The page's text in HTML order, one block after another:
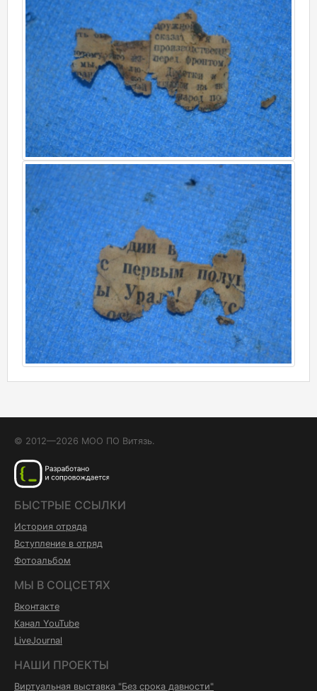
© 2012—2026 МОО ПО Витязь.
БЫСТРЫЕ ССЫЛКИ
История отряда
Вступление в отряд
Фотоальбом
МЫ В СОЦСЕТЯХ
Вконтакте
Канал YouTube
LiveJournal
НАШИ ПРОЕКТЫ
Виртуальная выставка "Без срока давности"